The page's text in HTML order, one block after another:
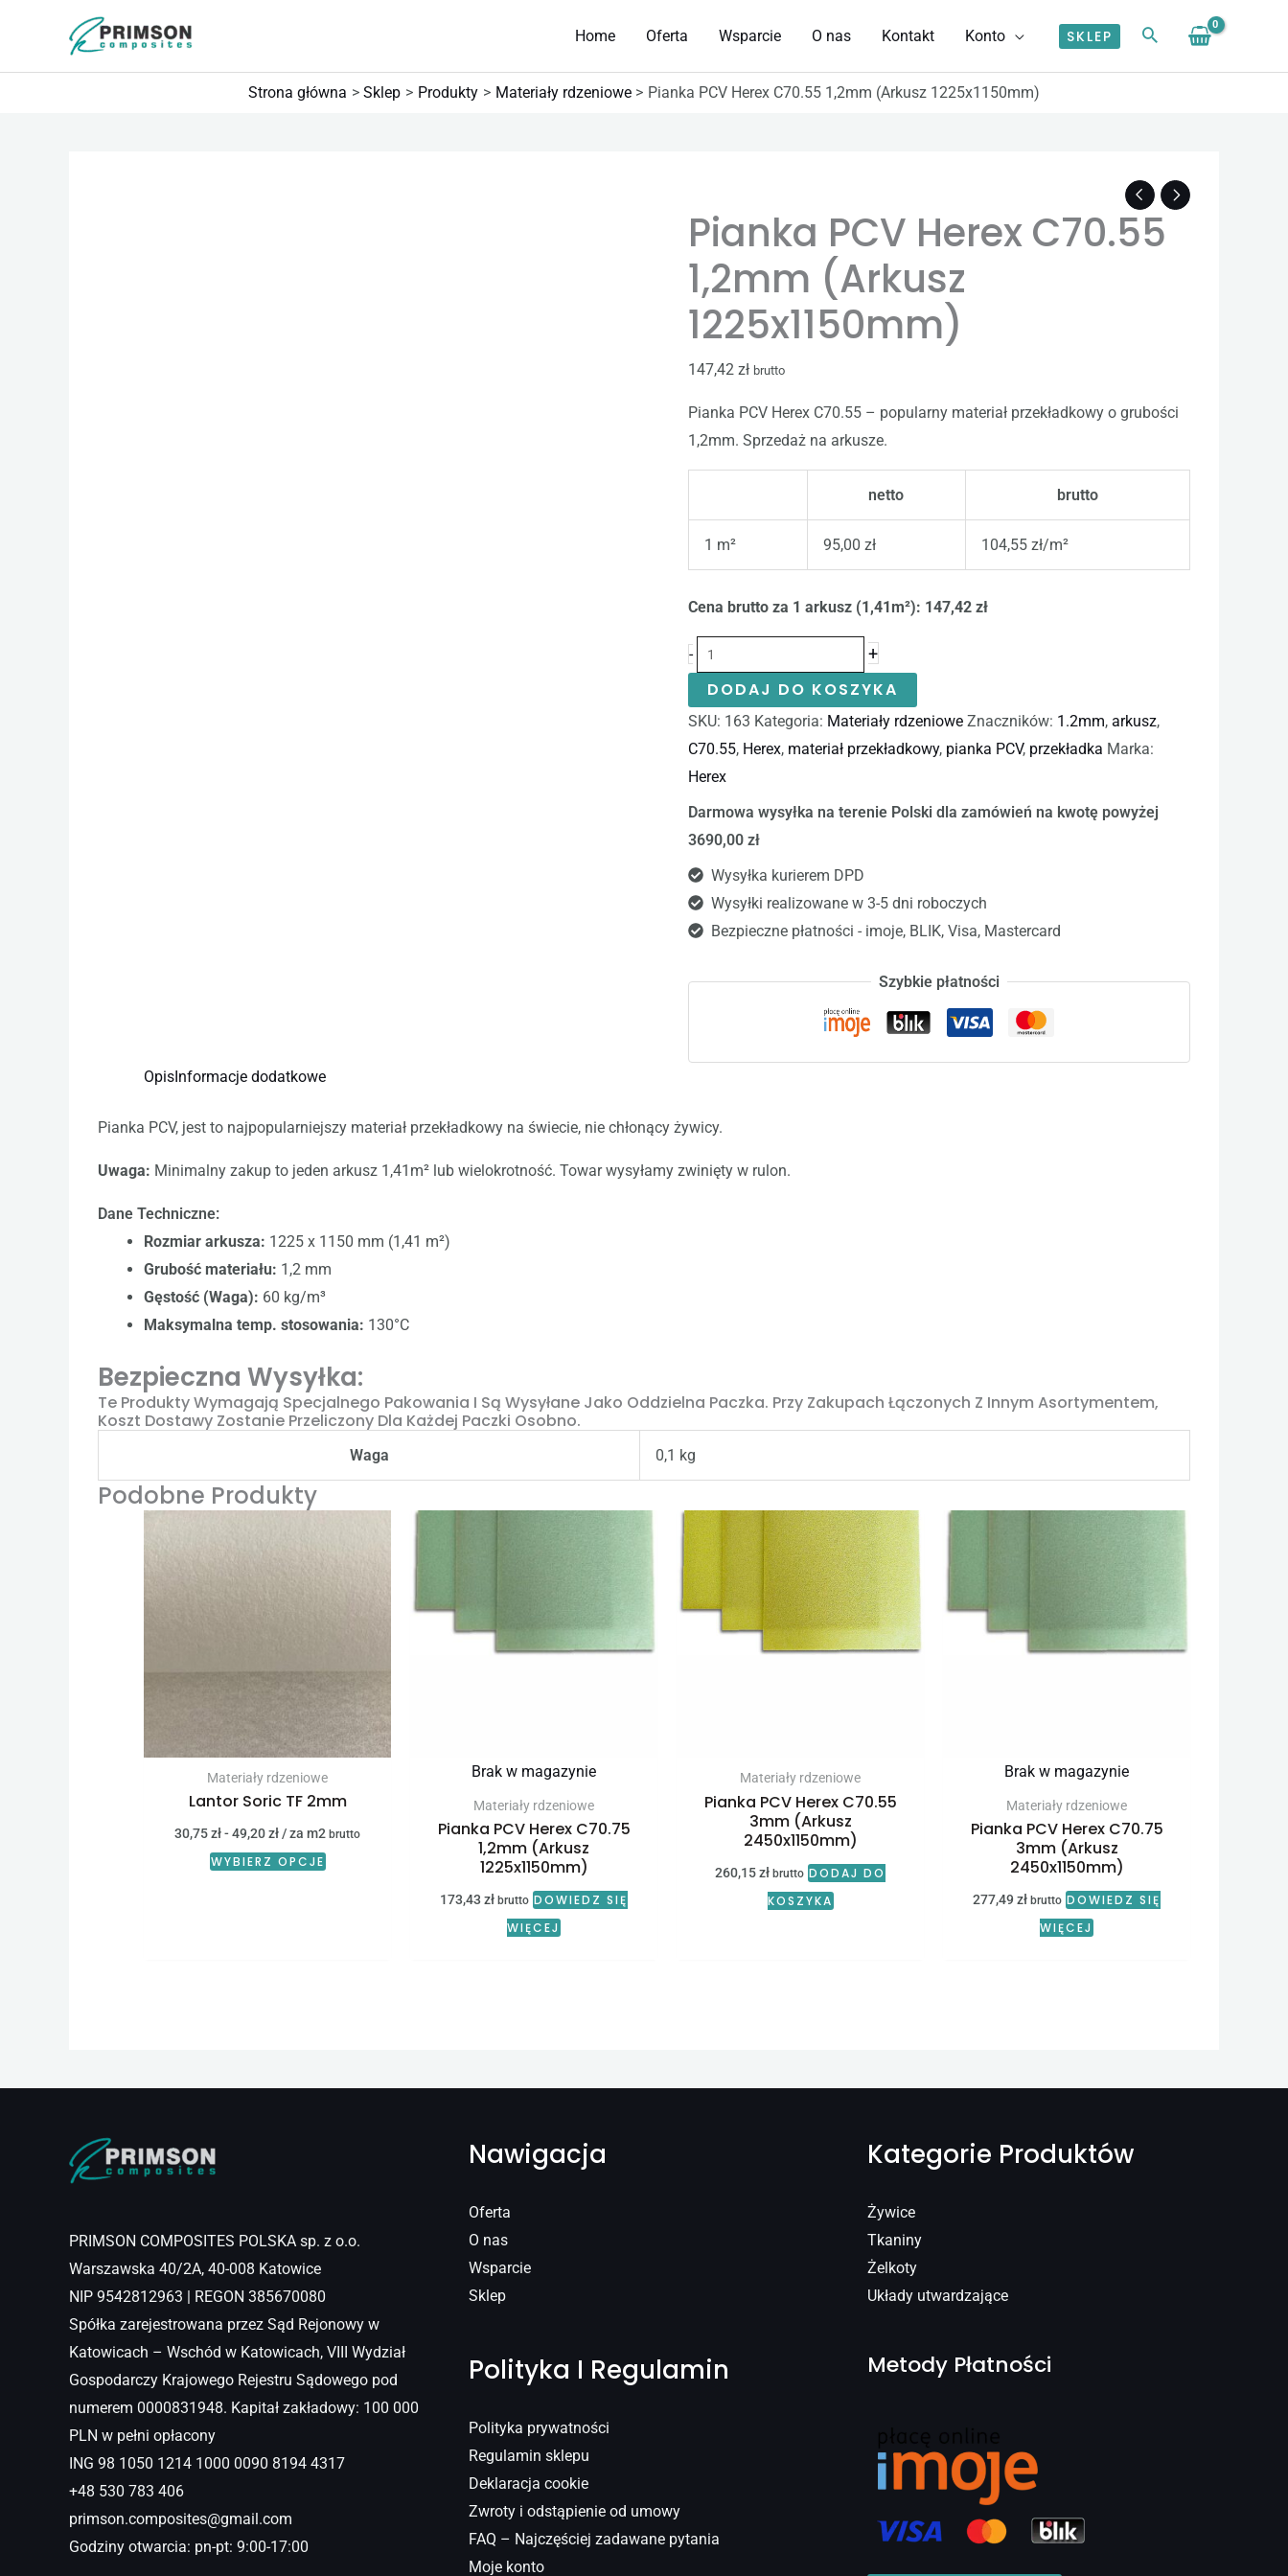
treści
Home Oferta Wsparcie O nas Kontakt Konto SKLEP
Strona główna Sklep Produkty Materiały rdzeniowe Pianka PCV Herex C70.55 1,2mm (Arkusz 1225x1150mm)
Pianka PCV Herex C70.55
1,2mm (Arkusz
1225x1150mm)
147,42 zł brutto
Pianka PCV Herex C70.55 – popularny materiał przekładkowy o grubości
1,2mm. Sprzedaż na arkusze.
netto brutto
1 m² 95,00 zł 104,55 zł/m²
Cena brutto za 1 arkusz (1,41m²): 147,42 zł
-
PCV
Herex
C70.55
1,2mm
(Arkusz
1225x1150mm)
+
DODAJ DO KOSZYKA
SKU: 163 Kategoria: Materiały rdzeniowe Znaczników: 1.2mm, arkusz,
C70.55, Herex, materiał przekładkowy, pianka PCV, przekładka Marka:
Herex
Darmowa wysyłka na terenie Polski dla zamówień na kwotę powyżej
3690,00 zł
Wysyłka kurierem DPD
Wysyłki realizowane w 3-5 dni roboczych
Bezpieczne płatności - imoje, BLIK, Visa, Mastercard
Szybkie płatności
OpisInformacje dodatkowe
Pianka PCV, jest to najpopularniejszy materiał przekładkowy na świecie, nie chłonący żywicy.
Uwaga: Minimalny zakup to jeden arkusz 1,41m² lub wielokrotność. Towar wysyłamy zwinięty w rulon.
Dane Techniczne:
Rozmiar arkusza: 1225 x 1150 mm (1,41 m²)
Grubość materiału: 1,2 mm
Gęstość (Waga): 60 kg/m³
Maksymalna temp. stosowania: 130°C
Bezpieczna Wysyłka:
Te Produkty Wymagają Specjalnego Pakowania I Są Wysyłane Jako Oddzielna Paczka. Przy Zakupach Łączonych Z Innym Asortymentem,
Koszt Dostawy Zostanie Przeliczony Dla Każdej Paczki Osobno.
Waga 0,1 kg
Podobne Produkty
Materiały rdzeniowe
Lantor Soric TF 2mm
30,75zł-49,20zł/ za m2 brutto
WYBIERZ OPCJE
Brak w magazynie
Materiały rdzeniowe
Pianka PCV Herex C70.75
1,2mm (Arkusz
1225x1150mm)
173,43zł brutto DOWIEDZ SIĘ
WIĘCEJ
Materiały rdzeniowe
Pianka PCV Herex C70.55
3mm (Arkusz
2450x1150mm)
260,15zł brutto DODAJ DO
KOSZYKA
Brak w magazynie
Materiały rdzeniowe
Pianka PCV Herex C70.75
3mm (Arkusz
2450x1150mm)
277,49 zł brutto DOWIEDZ SIĘ
WIĘCEJ
PRIMSON COMPOSITES POLSKA sp. z o.o.
Warszawska 40/2A, 40-008 Katowice
NIP 9542812963 | REGON 385670080
Spółka zarejestrowana przez Sąd Rejonowy w
Katowicach – Wschód w Katowicach, VIII Wydział
Gospodarczy Krajowego Rejestru Sądowego pod
numerem 0000831948. Kapitał zakładowy: 100 000
PLN w pełni opłacony
ING 98 1050 1214 1000 0090 8194 4317
+48 530 783 406
primson.composites@gmail.com
Godziny otwarcia: pn-pt: 9:00-17:00
Nawigacja
Oferta
O nas
Wsparcie
Sklep
Polityka I Regulamin
Polityka prywatności
Regulamin sklepu
Deklaracja cookie
Zwroty i odstąpienie od umowy
FAQ – Najczęściej zadawane pytania
Moje konto
Kategorie Produktów
Żywice
Tkaniny
Żelkoty
Układy utwardzające
Metody Płatności